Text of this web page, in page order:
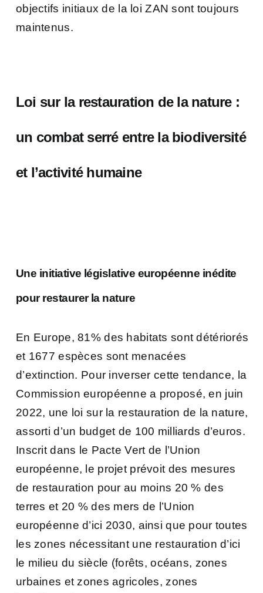
objectifs initiaux de la loi ZAN sont toujours
maintenus.
Loi sur la restauration de la nature :
un combat serré entre la biodiversité
et l’activité humaine
Une initiative législative européenne inédite
pour restaurer la nature
En Europe, 81% des habitats sont détériorés
et 1677 espèces sont menacées
d’extinction. Pour inverser cette tendance, la
Commission européenne a proposé, en juin
2022, une loi sur la restauration de la nature,
assorti d’un budget de 100 milliards d’euros.
Inscrit dans le Pacte Vert de l’Union
européenne, le projet prévoit des mesures
de restauration pour au moins 20 % des
terres et 20 % des mers de l’Union
européenne d’ici 2030, ainsi que pour toutes
les zones nécessitant une restauration d’ici
le milieu du siècle (forêts, océans, zones
urbaines et zones agricoles, zones